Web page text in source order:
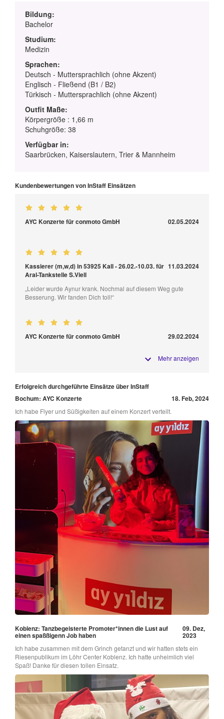
Bildung:
Bachelor
Studium:
Medizin
Sprachen:
Deutsch - Muttersprachlich (ohne Akzent)
Englisch - Fließend (B1 / B2)
Türkisch - Muttersprachlich (ohne Akzent)
Outfit Maße:
Körpergröße : 1,66 m
Schuhgröße: 38
Verfügbar in:
Saarbrücken, Kaiserslautern, Trier & Mannheim
Kundenbewertungen von InStaff Einsätzen
AYC Konzerte für conmoto GmbH 02.05.2024
Kassierer (m,w,d) in 53925 Kall - 26.02.-10.03. für
Aral-Tankstelle S.Viell
11.03.2024
„Leider wurde Aynur krank. Nochmal auf diesem Weg gute
Besserung. Wir fanden Dich toll!“
AYC Konzerte für conmoto GmbH 29.02.2024
Mehr anzeigen
Erfolgreich durchgeführte Einsätze über InStaff
Bochum: AYC Konzerte
18. Feb, 2024
Ich habe Flyer und Süßigkeiten auf einem Konzert verteilt.
Koblenz: Tanzbegeisterte Promoter*innen die Lust auf
einen spaßßigenn Job haben
09. Dez,
2023
Ich habe zusammen mit dem Grinch getanzt und wir hatten stets ein
Riesenpublikum im Löhr Center Koblenz. Ich hatte unheimlich viel
Spaß! Danke für diesen tollen Einsatz.